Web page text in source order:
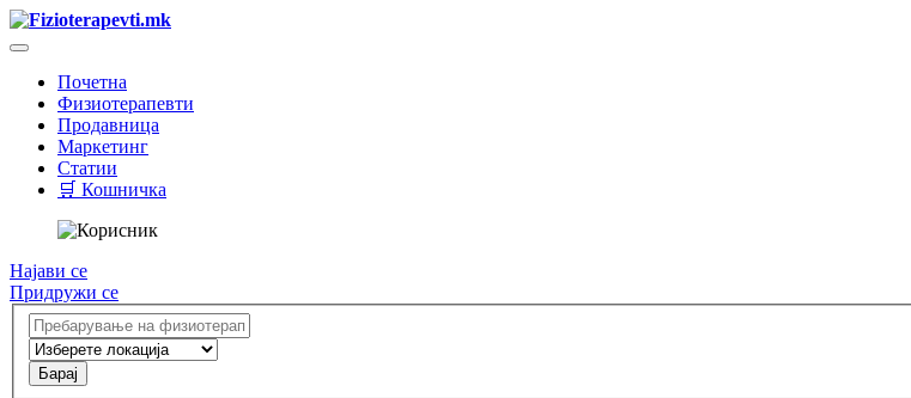
Почетна
Физиотерапевти
Продавница
Маркетинг
Статии
🛒 Кошничка
Најави се
Придружи се